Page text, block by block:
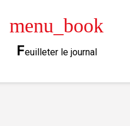
menu_book
Feuilleter le journal